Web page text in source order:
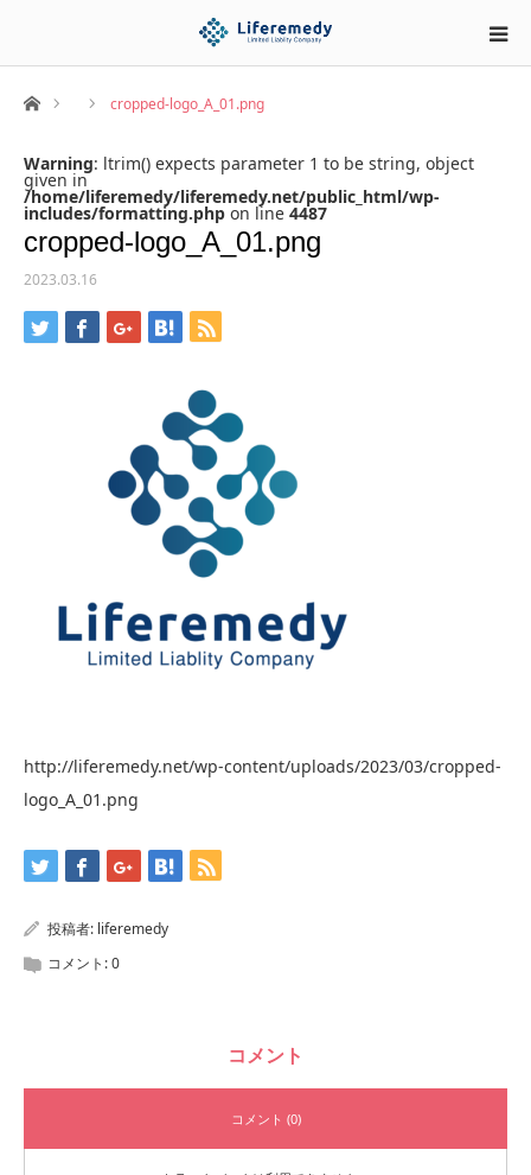
ホーム cropped-logo_A_01.png
Warning: ltrim() expects parameter 1 to be string, object
given in
/home/liferemedy/liferemedy.net/public_html/wp-
includes/formatting.php on line 4487
cropped-logo_A_01.png
2023.03.16
http://liferemedy.net/wp-content/uploads/2023/03/cropped-
logo_A_01.png
投稿者: liferemedy
コメント:0
コメント
コメント (0)